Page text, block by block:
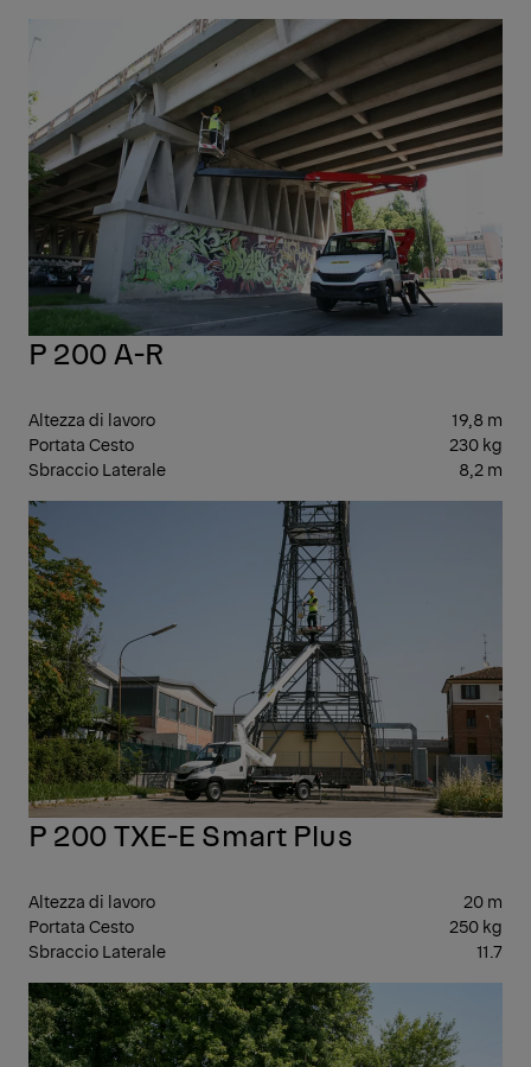
P 200 A-R
Altezza di lavoro
19,8 m
Portata Cesto
230 kg
Sbraccio Laterale
8,2 m
P 200 TXE-E Smart Plus
Altezza di lavoro
20 m
Portata Cesto
250 kg
Sbraccio Laterale
11.7